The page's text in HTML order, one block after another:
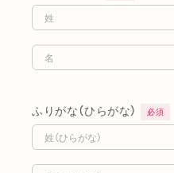
ふりがな（ひらがな） 必須